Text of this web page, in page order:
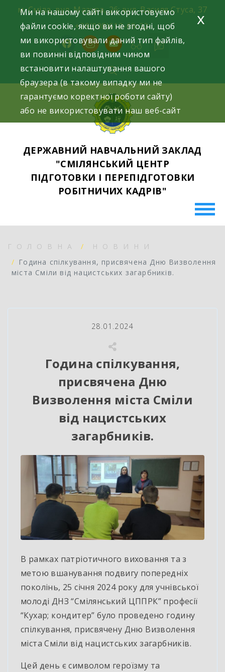
content
м. Сміла, вул. Мазура, 26; вул. Василя Стуса, 37
+38(098)612-69-32.
facebookinstagram
youtube
ДЕРЖАВНИЙ НАВЧАЛЬНИЙ ЗАКЛАД
"СМІЛЯНСЬКИЙ ЦЕНТР
ПІДГОТОВКИ І ПЕРЕПІДГОТОВКИ
РОБІТНИЧИХ КАДРІВ"
ГОЛОВНА
НОВИНИ
Година спілкування, присвячена Дню Визволення
міста Сміли від нацистських загарбників.
28.01.2024
Година спілкування,
присвячена Дню
Визволення міста Сміли
від нацистських
загарбників.
В рамках патріотичного виховання та з
метою вшанування подвигу попередніх
поколінь, 25 січня 2024 року для учнівської
молоді ДНЗ “Смілянський ЦППРК” професії
“Кухар; кондитер” було проведено годину
спілкування, присвячену Дню Визволення
міста Сміли від нацистських загарбників.
Цей день є символом героїзму та
Ми на нашому сайті використовуємо
файли cookie, якщо ви не згодні, щоб
ми використовували даний тип файлів,
ви повинні відповідним чином
встановити налаштування вашого
браузера (в такому випадку ми не
гарантуємо коректної роботи сайту)
або не використовувати наш веб-сайт
x